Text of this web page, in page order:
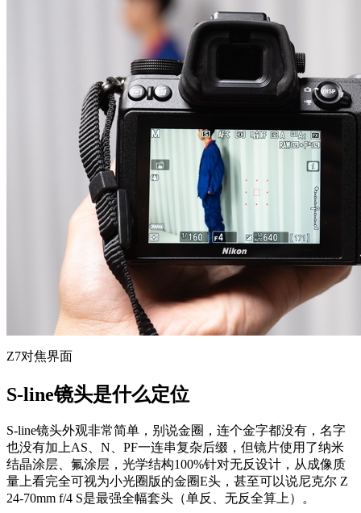
Z7对焦界面
S-line镜头是什么定位
S-line镜头外观非常简单，别说金圈，连个金字都没有，名字
也没有加上AS、N、PF一连串复杂后缀，但镜片使用了纳米
结晶涂层、氟涂层，光学结构100%针对无反设计，从成像质
量上看完全可视为小光圈版的金圈E头，甚至可以说尼克尔 Z
24-70mm f/4 S是最强全幅套头（单反、无反全算上）。